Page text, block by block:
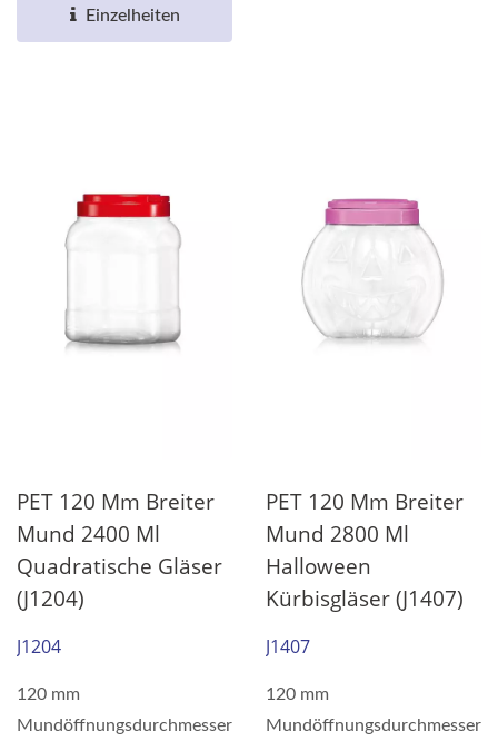
hergestellt...Einzelheiten
PET 120 Mm Breiter
Mund 2400 Ml
Quadratische Gläser
(J1204)
J1204
120 mm
Mundöffnungsdurchmesser
PET 120 Mm Breiter
Mund 2800 Ml
Halloween
Kürbisgläser (J1407)
J1407
120 mm
Mundöffnungsdurchmesser